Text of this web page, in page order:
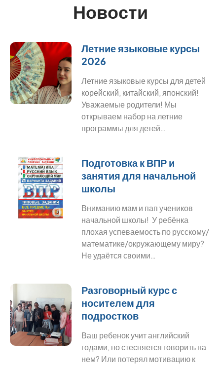
Новости
Летние языковые курсы
2026
Летние языковые курсы для детей
корейский, китайский, японский!
Уважаемые родители! Мы
открываем набор на летние
программы для детей…
Подготовка к ВПР и
занятия для начальной
школы
Вниманию мам и пап учеников
начальной школы! У ребёнка
плохая успеваемость по русскому/
математике/окружающему миру?
Не удаётся своими…
Разговорный курс с
носителем для
подростков
Ваш ребенок учит английский
годами, но стесняется говорить на
нем? Или потерял мотивацию к